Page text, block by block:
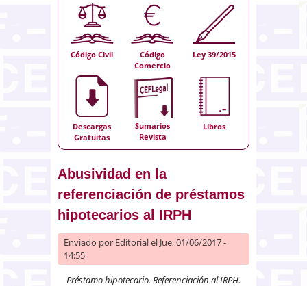
Código Civil
Código
Comercio
Ley 39/2015
Descargas
Gratuitas
Sumarios
Revista
Libros
Abusividad en la
referenciación de préstamos
hipotecarios al IRPH
Enviado por Editorialel Jue, 01/06/2017 -
14:55
Préstamo hipotecario. Referenciación al IRPH.